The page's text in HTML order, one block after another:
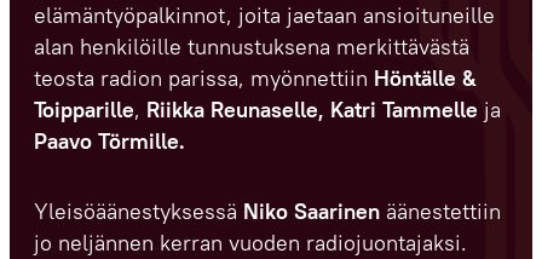
elämäntyöpalkinnot, joita jaetaan ansioituneille
alan henkilöille tunnustuksena merkittävästä
teosta radion parissa, myönnettiin Höntälle &
Toipparille, Riikka Reunaselle, Katri Tammelle ja
Paavo Törmille.
Yleisöäänestyksessä Niko Saarinen äänestettiin
jo neljännen kerran vuoden radiojuontajaksi.